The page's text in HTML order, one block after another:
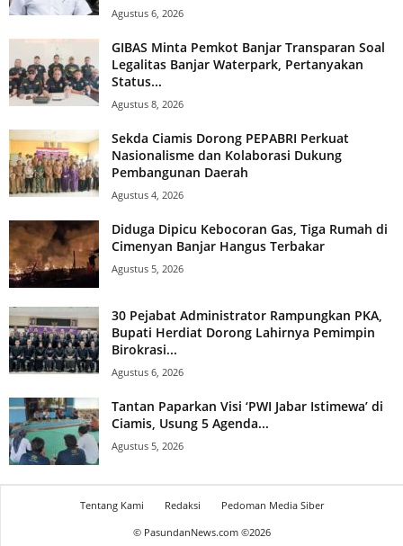
Agustus 6, 2026
GIBAS Minta Pemkot Banjar Transparan Soal
Legalitas Banjar Waterpark, Pertanyakan
Status...
Agustus 8, 2026
Sekda Ciamis Dorong PEPABRI Perkuat
Nasionalisme dan Kolaborasi Dukung
Pembangunan Daerah
Agustus 4, 2026
Diduga Dipicu Kebocoran Gas, Tiga Rumah di
Cimenyan Banjar Hangus Terbakar
Agustus 5, 2026
30 Pejabat Administrator Rampungkan PKA,
Bupati Herdiat Dorong Lahirnya Pemimpin
Birokrasi...
Agustus 6, 2026
Tantan Paparkan Visi ‘PWI Jabar Istimewa’ di
Ciamis, Usung 5 Agenda...
Agustus 5, 2026
Tentang Kami Redaksi
Pedoman Media Siber
© PasundanNews.com ©2026